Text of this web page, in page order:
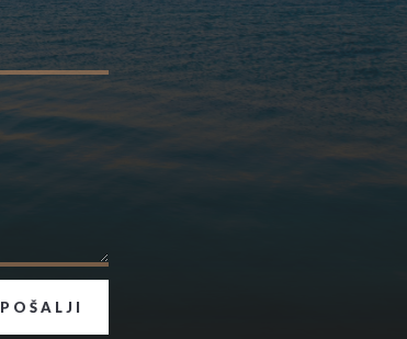
POŠALJI